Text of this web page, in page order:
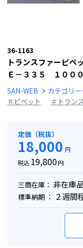
36-1163
トランスファーピペ
Ｅ－３３５ １００
SAN-WEB カテゴリ
＃ピペット
＃トラン
定価（税抜）
18,000 円
税込 19,800円
三商在庫： 非在庫
標準納期 ： ２週間